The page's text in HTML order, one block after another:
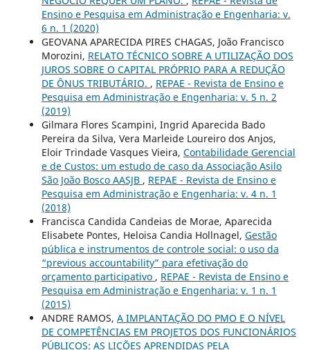
Ensino e Pesquisa em Administração e Engenharia: v.
6 n. 1 (2020)
GEOVANA APARECIDA PIRES CHAGAS, João Francisco
Morozini, RELATO TÉCNICO SOBRE A UTILIZAÇÃO DOS
JUROS SOBRE O CAPITAL PRÓPRIO PARA A REDUÇÃO
DE ÔNUS TRIBUTÁRIO. , REPAE - Revista de Ensino e
Pesquisa em Administração e Engenharia: v. 5 n. 2
(2019)
Gilmara Flores Scampini, Ingrid Aparecida Bado
Pereira da Silva, Vera Marleide Loureiro dos Anjos,
Eloir Trindade Vasques Vieira, Contabilidade Gerencial
e de Custos: um estudo de caso da Associação Asilo
São João Bosco AASJB , REPAE - Revista de Ensino e
Pesquisa em Administração e Engenharia: v. 4 n. 1
(2018)
Francisca Candida Candeias de Morae, Aparecida
Elisabete Pontes, Heloisa Candia Hollnagel, Gestão
pública e instrumentos de controle social: o uso da
“previous accountability” para efetivação do
orçamento participativo , REPAE - Revista de Ensino e
Pesquisa em Administração e Engenharia: v. 1 n. 1
(2015)
ANDRE RAMOS, A IMPLANTAÇÃO DO PMO E O NÍVEL
DE COMPETÊNCIAS EM PROJETOS DOS FUNCIONÁRIOS
PÚBLICOS: AS LIÇÕES APRENDIDAS PELA